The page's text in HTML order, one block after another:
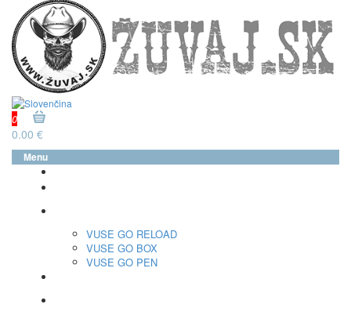
0
0.00 €
Menu
VUSE GO RELOAD
VUSE GO BOX
VUSE GO PEN